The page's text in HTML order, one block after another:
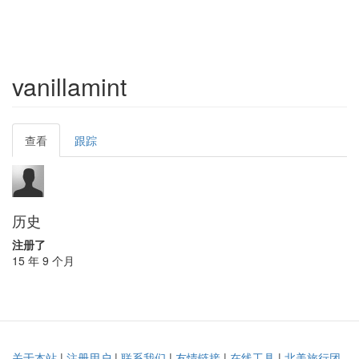
vanillamint
Primary
tabs
查看 (active
tab)
跟踪
历史
注册了
15 年 9 个月